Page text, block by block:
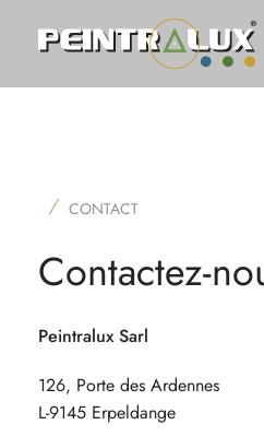
Projets &
CONTACT
Contactez-
Peintralux Sarl
126, Porte des Ardennes
L-9145 Erpeldange